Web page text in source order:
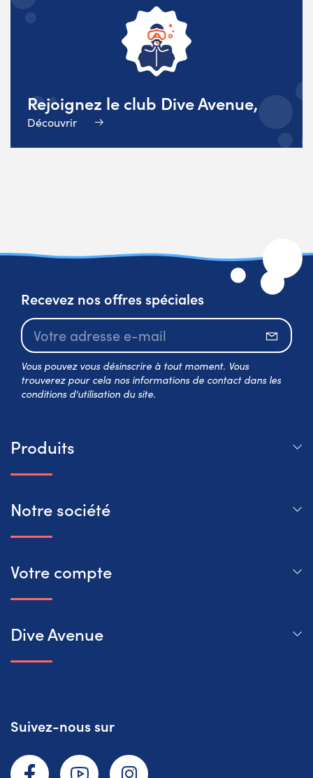
Rejoignez le club Dive Avenue,
Découvrir
Recevez nos offres spéciales
Vous pouvez vous désinscrire à tout moment. Vous
trouverez pour cela nos informations de contact dans les
conditions d'utilisation du site.
Produits
Notre société
Votre compte
Dive Avenue
Suivez-nous sur